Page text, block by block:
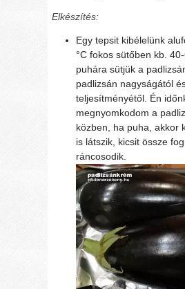
Elkészítés:
Egy tepsit kibélelünk
°C fokos sütőben kb.
puhára sütjük a
padlizsán nagyságától
teljesítményétől. Én
megnyomkodom a
közben, ha puha, akkor
is látszik, kicsit össze
ráncosodik.